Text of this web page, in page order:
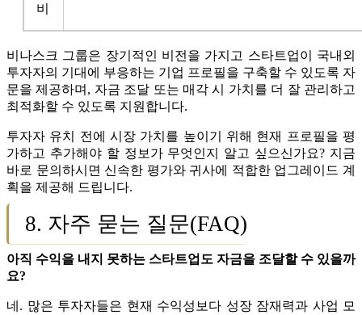
비
비나스크 그룹은 장기적인 비전을 가지고 스타트업이 국내외
투자자의 기대에 부응하는 기업 프로필을 구축할 수 있도록 자
문을 제공하며, 자금 조달 또는 매각 시 가치를 더 잘 관리하고
최적화할 수 있도록 지원합니다.
투자자 유치 전에 시장 가치를 높이기 위해 현재 프로필을 평
가하고 추가해야 할 정보가 무엇인지 알고 싶으신가요? 지금
바로 문의하시면 신속한 평가와 귀사에 적합한 업그레이드 계
획을 제공해 드립니다.
8. 자주 묻는 질문(FAQ)
아직 수익을 내지 못하는 스타트업도 자금을 조달할 수 있을까
요?
네. 많은 투자자들은 현재 수익성보다 성장 잠재력과 사업 모